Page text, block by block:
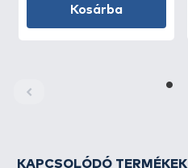
Kosárba
KAPCSOLÓDÓ TERMÉKEK